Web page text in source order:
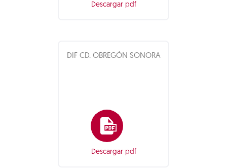
Descargar pdf
DIF CD. OBREGÓN SONORA
Descargar pdf